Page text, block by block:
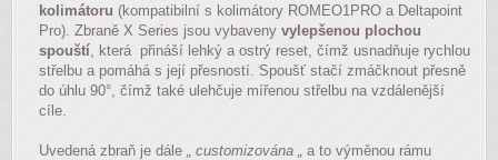
kolimátoru (kompatibilní s kolimátory ROMEO1PRO a Deltapoint
Pro). Zbraně X Series jsou vybaveny vylepšenou plochou
spouští , která přináší lehký a ostrý reset, čímž usnadňuje rychlou
střelbu a pomáhá s její přesností. Spoušť stačí zmáčknout přesně
do úhlu 90°, čímž také ulehčuje mířenou střelbu na vzdálenější
cíle.
Uvedená zbraň je dále „ customizována „
a to výměnou rámu